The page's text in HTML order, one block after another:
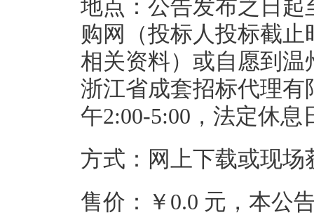
地点：公告发布之日
购网（投标人投标截
相关资料）或自愿到温
浙江省成套招标代理有
午2:00-5:00，法定休息
方式：网上下载或现场
售价：￥0.0 元，本公